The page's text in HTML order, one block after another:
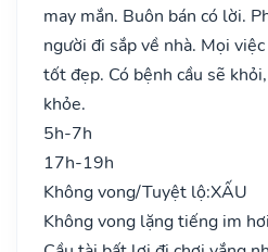
may mắn. Buôn bán có lời.
người đi sắp về nhà. Mọi
tốt đẹp. Có bệnh cầu sẽ
khỏe.
5h-7h
17h-19h
Không vong/Tuyệt lộ:XẤU
Không vong lặng tiếng im hơi